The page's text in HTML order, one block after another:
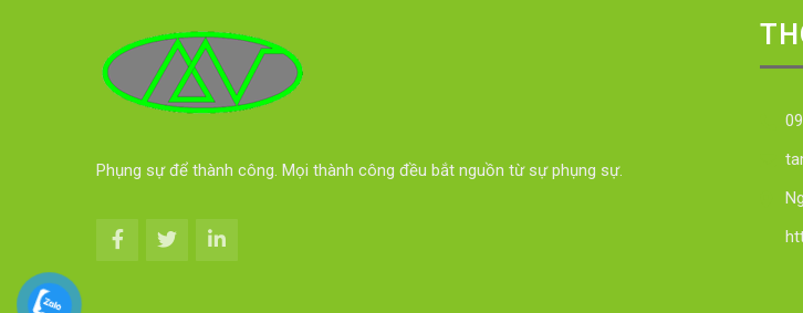
Phụng sự để thành công. Mọi thành công đều bắt nguồn từ sự phụng sự.